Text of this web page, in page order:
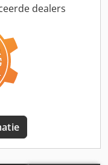
dealers